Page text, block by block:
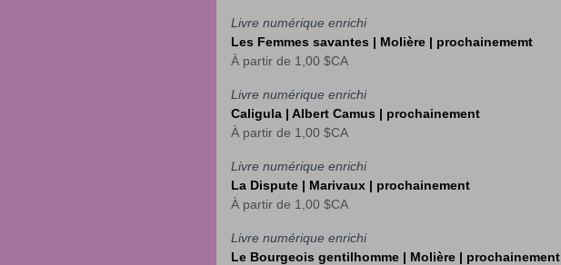
Livre numérique enrichi
Les Femmes savantes | Molière | prochainememt
À partir de 1,00 $CA
Livre numérique enrichi
Caligula | Albert Camus | prochainement
À partir de 1,00 $CA
Livre numérique enrichi
La Dispute | Marivaux | prochainement
À partir de 1,00 $CA
Livre numérique enrichi
Le Bourgeois gentilhomme | Molière | prochainement